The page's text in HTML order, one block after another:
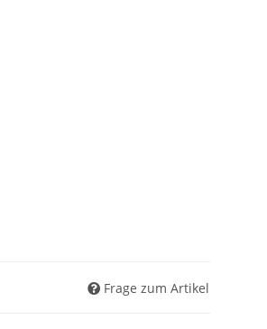
Frage zum Artikel